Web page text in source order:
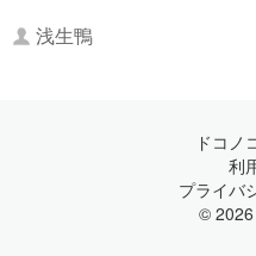
浅生鴨
ドコノ
利
プライバ
©